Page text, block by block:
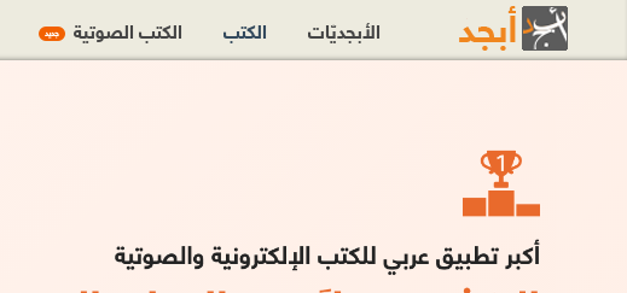
الأبجديّات الكتب الكتب الصوتية جديد